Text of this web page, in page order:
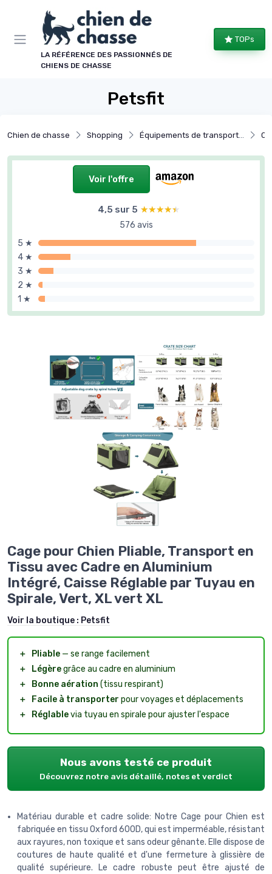
LA RÉFÉRENCE DES PASSIONNÉS DE
CHIENS DE CHASSE
TOPs
Petsfit
Chien de chasse Shopping Équipements de transport et repos
Voir l'offre
4,5 sur 5 ★★★★★
★★★★★
576 avis
5 ★
4 ★
3 ★
2 ★
1 ★
Cage pour Chien Pliable, Transport en
Tissu avec Cadre en Aluminium
Intégré, Caisse Réglable par Tuyau en
Spirale, Vert, XL vert XL
Voir la boutique : Petsfit
＋ Pliable — se range facilement
＋
Légèregrâce au cadre en aluminium
＋
Bonne aération (tissu respirant)
＋
Facile à transporter pour voyages et déplacements
＋
Réglablevia tuyau en spirale pour ajuster l'espace
Nous avons testé ce produit
Découvrez notre avis détaillé, notes et verdict
Matériau durable et cadre solide: Notre Cage pour Chien est
fabriquée en tissu Oxford 600D, qui est imperméable, résistant
aux rayures, non toxique et sans odeur gênante. Elle dispose de
coutures de haute qualité et d'une fermeture à glissière de
qualité supérieure. Le cadre robuste peut être ajusté de
Panneau de gestion des cookies